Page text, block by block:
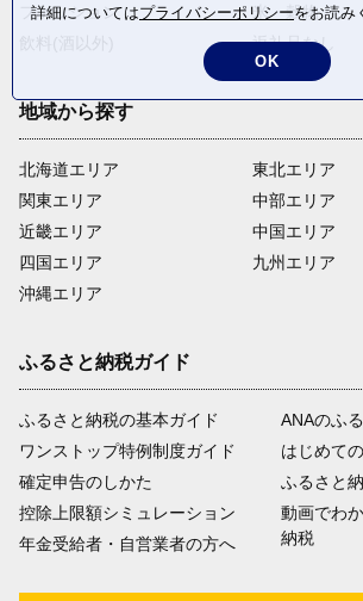
ファッション
米・穀物
返礼品なし
地域から探す
北海道エリア
関東エリア
近畿エリア
四国エリア
沖縄エリア
東北エリア
中部エリア
中国エリア
九州エリア
ふるさと納税ガイド
ふるさと納税の基本ガイド
ワンストップ特例制度ガイド
確定申告のしかた
控除上限額シミュレーション
年金受給者・自営業者の方へ
ANAのふ
はじめて
ふるさと
動画でわ
納税
詳細についてはプライバシーポリシーをお読み
OK